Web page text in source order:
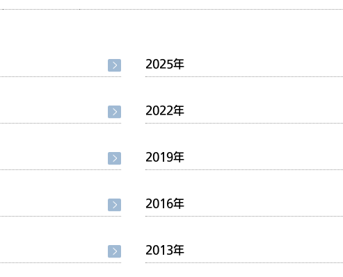
2025年
2022年
2019年
2016年
2013年